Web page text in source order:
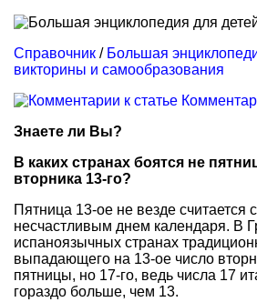
Справочник / Большая
викторины и самообразования
Знаете ли Вы?
В каких странах боятся не
вторника 13-го?
Пятница 13-ое не везде считается
несчастливым днем календаря. В
испаноязычных странах
выпадающего на 13-ое число
пятницы, но 17-го, ведь числа 17
гораздо больше, чем 13.